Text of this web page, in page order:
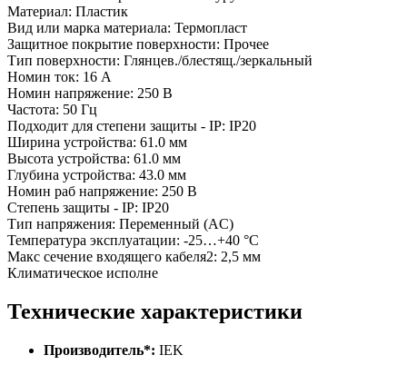
Материал: Пластик
Вид или марка материала: Термопласт
Защитное покрытие поверхности: Прочее
Тип поверхности: Глянцев./блестящ./зеркальный
Номин ток: 16 А
Номин напряжение: 250 В
Частота: 50 Гц
Подходит для степени защиты - IP: IP20
Ширина устройства: 61.0 мм
Высота устройства: 61.0 мм
Глубина устройства: 43.0 мм
Номин раб напряжение: 250 В
Степень защиты - IP: IP20
Тип напряжения: Переменный (AC)
Температура эксплуатации: -25…+40 °C
Макс сечение входящего кабеля2: 2,5 мм
Климатическое исполне
Технические характеристики
Производитель*: IEK